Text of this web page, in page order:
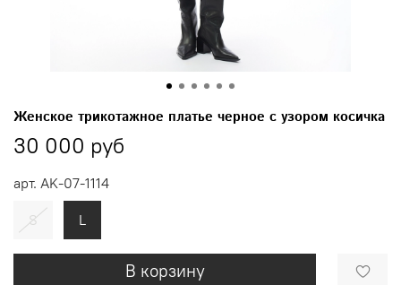
арт. AK-07-1114
Женское трикотажное платье черное с узором косичка
30 000 руб
В корзину
S L